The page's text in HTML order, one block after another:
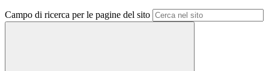
Campo di ricerca per le pagine del sito